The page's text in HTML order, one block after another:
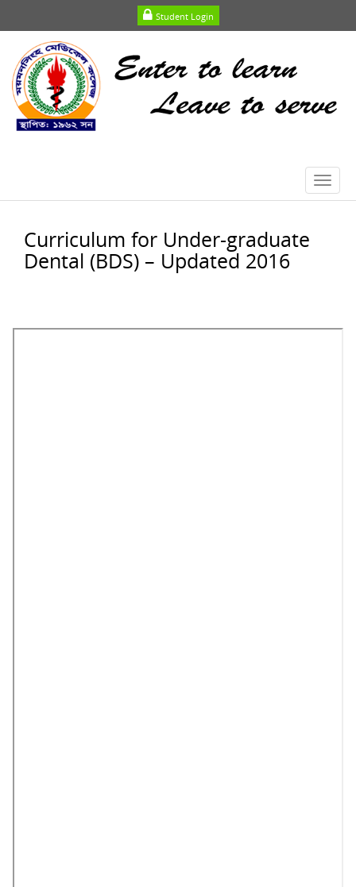
Student Login
Curriculum for Under-graduate
Dental (BDS) – Updated 2016